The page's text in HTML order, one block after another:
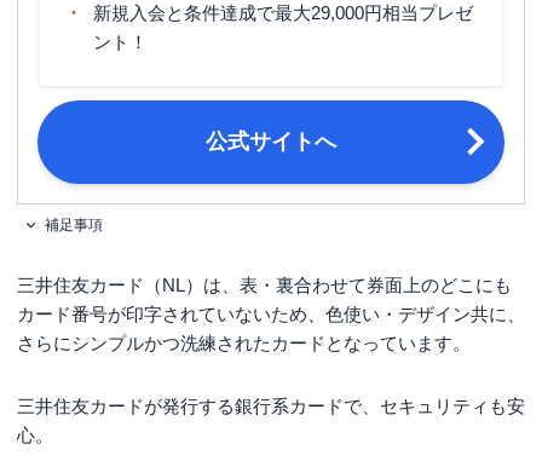
新規入会と条件達成で最大29,000円相当プレゼ
ント！
公式サイトへ
補足事項
三井住友カード（NL）は、表・裏合わせて券面上のどこにも
カード番号が印字されていないため、色使い・デザイン共に、
さらにシンプルかつ洗練されたカードとなっています。
三井住友カードが発行する銀行系カードで、セキュリティも安
心。